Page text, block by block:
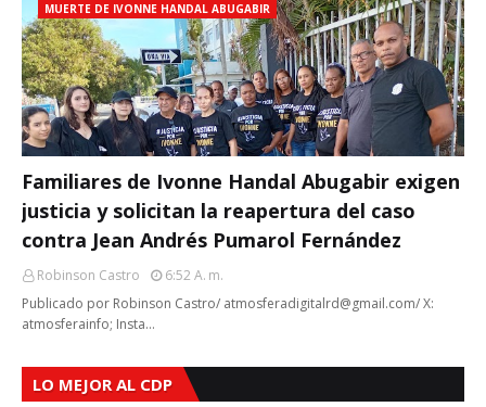
MUERTE DE IVONNE HANDAL ABUGABIR
Familiares de Ivonne Handal Abugabir exigen
justicia y solicitan la reapertura del caso
contra Jean Andrés Pumarol Fernández
Robinson Castro
6:52 A. M.
Publicado por Robinson Castro/ atmosferadigitalrd@gmail.com/ X:
atmosferainfo; Insta…
LO MEJOR AL CDP